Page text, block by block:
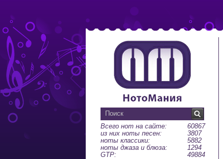
Всего нот на сайте:
60867
из них ноты песен:
3807
ноты классики:
5882
ноты джаза и блюза:
1294
GTP:
49884